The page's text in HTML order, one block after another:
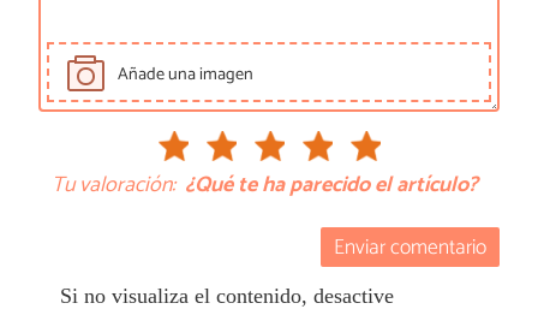
Añade una imagen
Tu valoración: ¿Qué te ha parecido el artículo?
Enviar comentario
Si no visualiza el contenido, desactive